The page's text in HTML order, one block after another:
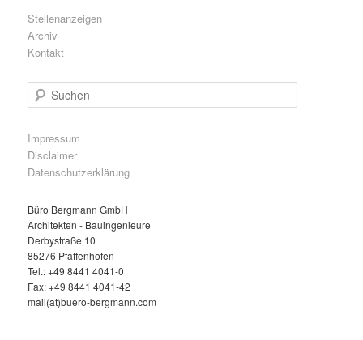
Stellenanzeigen
Archiv
Kontakt
u
h
e
n
Impressum
Disclaimer
Datenschutzerklärung
Büro Bergmann GmbH
Architekten - Bauingenieure
Derbystraße 10
85276 Pfaffenhofen
Tel.: +49 8441 4041-0
Fax: +49 8441 4041-42
mail(at)buero-bergmann.com